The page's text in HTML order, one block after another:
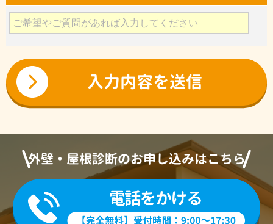
外壁・屋根診断のお申し込みはこちら